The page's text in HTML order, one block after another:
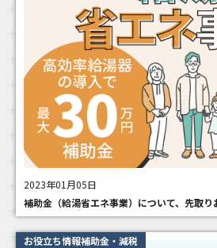
2023年01月05日
補助金（給湯省エネ事業）について、先取り
お役立ち情報補助金・減税